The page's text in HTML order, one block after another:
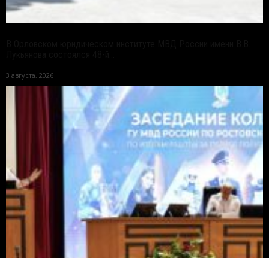
3 августа, 2026